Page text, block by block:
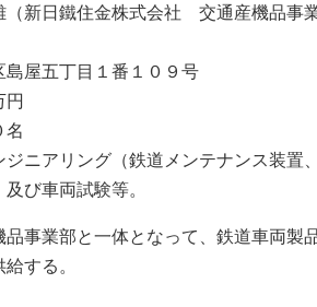
新日鐵住金株式会社 交通産機品事
島屋五丁目１番１０９号
円
名
ジニアリング（鉄道メンテナンス装置
び車両試験等。
品事業部と一体となって、鉄道車両製
する。